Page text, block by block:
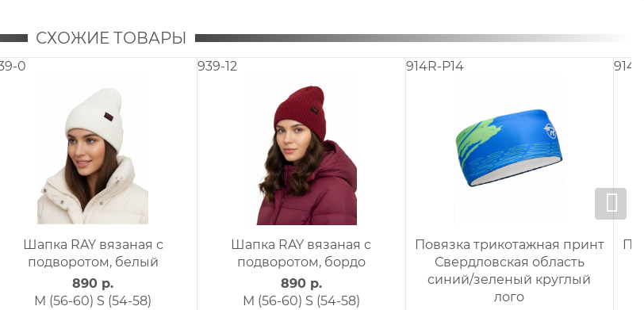
СХОЖИЕ ТОВАРЫ
914R-P119
Повязка трикотажная принт
RAY оранжевый/голубой
круглый лого
850 р.
951k
Труба-маска флис kids
650 р.
сердечки
921-10
Маска ветрозащитная
(шлем) флис цветной
оранжевый
550 р.